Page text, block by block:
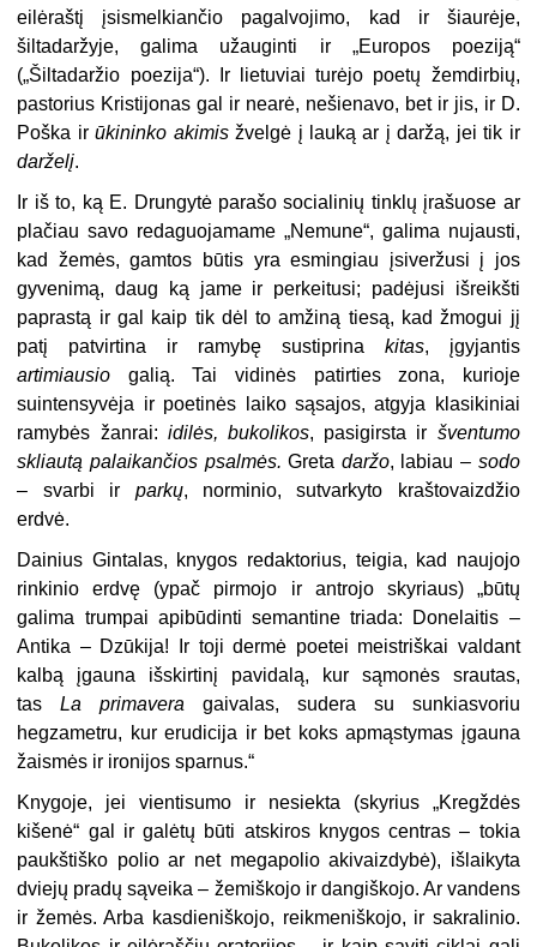
eilėraštį įsismelkiančio pagalvojimo, kad ir šiaurėje,
šiltadaržyje, galima užauginti ir „Europos poeziją“
(„Šiltadaržio poezija“). Ir lietuviai turėjo poetų žemdirbių,
pastorius Kristijonas gal ir nearė, nešienavo, bet ir jis, ir D.
Poška irūkininko akimisžvelgė į lauką ar į daržą, jei tik ir
darželį.
Ir iš to, ką E. Drungytė parašo socialinių tinklų įrašuose ar
plačiau savo redaguojamame „Nemune“, galima nujausti,
kad žemės, gamtos būtis yra esmingiau įsiveržusi į jos
gyvenimą, daug ką jame ir perkeitusi; padėjusi išreikšti
paprastą ir gal kaip tik dėl to amžiną tiesą, kad žmogui jį
patį patvirtina ir ramybę sustiprina kitas, įgyjantis
artimiausio galią. Tai vidinės patirties zona, kurioje
suintensyvėja ir poetinės laiko sąsajos, atgyja klasikiniai
ramybės žanrai: idilės, bukolikos, pasigirsta ir šventumo
skliautą palaikančios psalmės. Greta daržo, labiau – sodo
– svarbi ir parkų, norminio, sutvarkyto kraštovaizdžio
erdvė.
Dainius Gintalas, knygos redaktorius, teigia, kad naujojo
rinkinio erdvę (ypač pirmojo ir antrojo skyriaus) „būtų
galima trumpai apibūdinti semantine triada: Donelaitis –
Antika – Dzūkija! Ir toji dermė poetei meistriškai valdant
kalbą įgauna išskirtinį pavidalą, kur sąmonės srautas,
tasLa primavera gaivalas, sudera su sunkiasvoriu
hegzametru, kur erudicija ir bet koks apmąstymas įgauna
žaismės ir ironijos sparnus.“
Knygoje, jei vientisumo ir nesiekta (skyrius „Kregždės
kišenė“ gal ir galėtų būti atskiros knygos centras – tokia
paukštiško polio ar net megapolio akivaizdybė), išlaikyta
dviejų pradų sąveika – žemiškojo ir dangiškojo. Ar vandens
ir žemės. Arba kasdieniškojo, reikmeniškojo, ir sakralinio.